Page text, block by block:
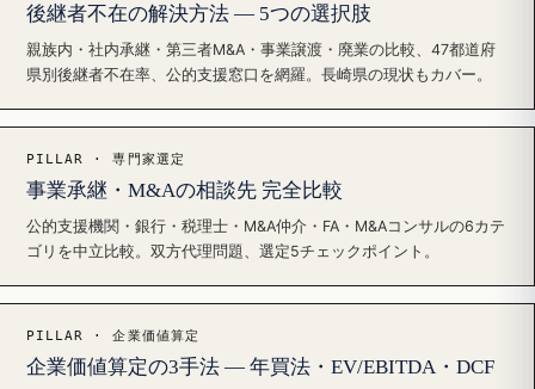
後継者不在の解決方法 — 5つの選択肢
親族内・社内承継・第三者M&A・事業譲渡・廃業の比較、47都道府
県別後継者不在率、公的支援窓口を網羅。長崎県の現状もカバー。
PILLAR · 専門家選定
事業承継・M&Aの相談先 完全比較
公的支援機関・銀行・税理士・M&A仲介・FA・M&Aコンサルの6カテ
ゴリを中立比較。双方代理問題、選定5チェックポイント。
PILLAR · 企業価値算定
企業価値算定の3手法 — 年買法・EV/EBITDA・DCF